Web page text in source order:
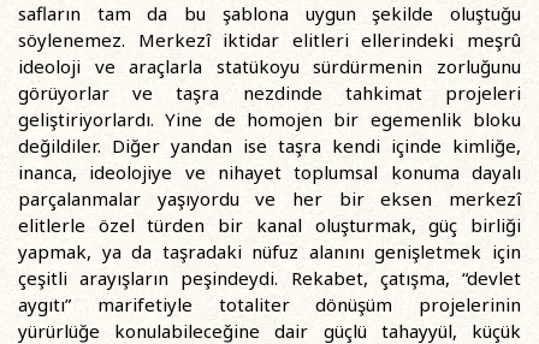
safların tam da bu şablona uygun şekilde oluştuğu
söylenemez. Merkezî iktidar elitleri ellerindeki meşrû
ideoloji ve araçlarla statükoyu sürdürmenin zorluğunu
görüyorlar ve taşra nezdinde tahkimat projeleri
geliştiriyorlardı. Yine de homojen bir egemenlik bloku
değildiler. Diğer yandan ise taşra kendi içinde kimliğe,
inanca, ideolojiye ve nihayet toplumsal konuma dayalı
parçalanmalar yaşıyordu ve her bir eksen merkezî
elitlerle özel türden bir kanal oluşturmak, güç birliği
yapmak, ya da taşradaki nüfuz alanını genişletmek için
çeşitli arayışların peşindeydi. Rekabet, çatışma, “devlet
aygıtı” marifetiyle totaliter dönüşüm projelerinin
yürürlüğe konulabileceğine dair güçlü tahayyül, küçük